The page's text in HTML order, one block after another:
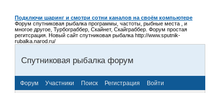
Подключи шаринг и смотри сотни каналов на своём компьютере
Форум спутниковая рыбалка программы, частоты, рыбные места , и
многое другое, Турбограббер, Скайнет, Скайграббер. Форум простая
регитсрация. Новый сайт спутниковая рыбалка http://www.sputnik-
rubalka.narod.ru/
Спутниковая рыбалка форум
Форум Участники Поиск Регистрация Войти